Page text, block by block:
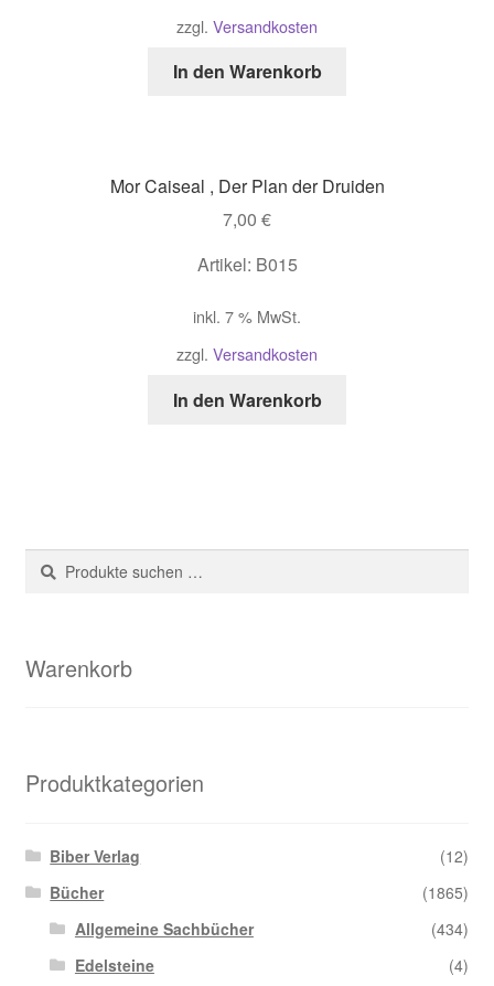
zzgl. Versandkosten
In den Warenkorb
Mor Caiseal , Der Plan der Druiden
7,00 €
Artikel: B015
inkl. 7 % MwSt.
zzgl. Versandkosten
In den Warenkorb
Suche
nach:
Suchen
Warenkorb
Produktkategorien
Biber Verlag
(12)
Bücher
(1865)
Allgemeine Sachbücher
(434)
Edelsteine
(4)